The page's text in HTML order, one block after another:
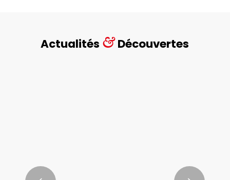
Actualités &Découvertes